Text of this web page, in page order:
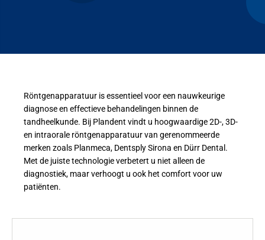
Röntgenapparatuur is essentieel voor een nauwkeurige
diagnose en effectieve behandelingen binnen de
tandheelkunde. Bij Plandent vindt u hoogwaardige 2D-, 3D-
en intraorale röntgenapparatuur van gerenommeerde
merken zoals Planmeca, Dentsply Sirona en Dürr Dental.
Met de juiste technologie verbetert u niet alleen de
diagnostiek, maar verhoogt u ook het comfort voor uw
patiënten.